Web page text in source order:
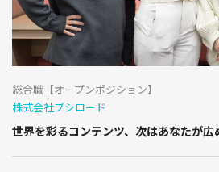
総合職【オープンポジション】
株式会社ブシロード
世界を彩るコンテンツ、次はあなたが広